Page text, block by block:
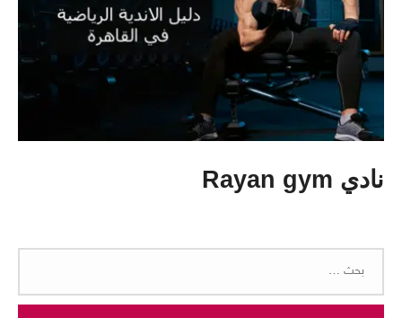
نادي Rayan gym